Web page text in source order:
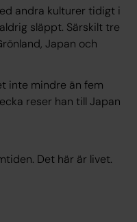
andra kulturer tidigt i
släppt. Särskilt tre
Japan och
inte mindre än fem
reser han till Japan
Det här är livet.